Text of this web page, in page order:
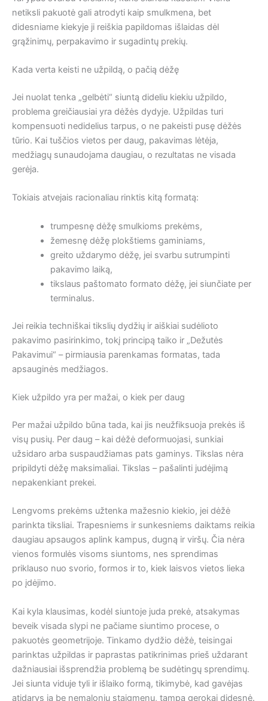
netiksli pakuotė gali atrodyti kaip smulkmena, bet
didesniame kiekyje ji reiškia papildomas išlaidas dėl
grąžinimų, perpakavimo ir sugadintų prekių.
Kada verta keisti ne užpildą, o pačią dėžę
Jei nuolat tenka „gelbėti“ siuntą dideliu kiekiu užpildo,
problema greičiausiai yra dėžės dydyje. Užpildas turi
kompensuoti nedidelius tarpus, o ne pakeisti pusę dėžės
tūrio. Kai tuščios vietos per daug, pakavimas lėtėja,
medžiagų sunaudojama daugiau, o rezultatas ne visada
gerėja.
Tokiais atvejais racionaliau rinktis kitą formatą:
trumpesnę dėžę smulkioms prekėms,
žemesnę dėžę plokštiems gaminiams,
greito uždarymo dėžę, jei svarbu sutrumpinti
pakavimo laiką,
tikslaus paštomato formato dėžę, jei siunčiate per
terminalus.
Jei reikia techniškai tikslių dydžių ir aiškiai sudėlioto
pakavimo pasirinkimo, tokį principą taiko ir „Dežutės
Pakavimui“ – pirmiausia parenkamas formatas, tada
apsauginės medžiagos.
Kiek užpildo yra per mažai, o kiek per daug
Per mažai užpildo būna tada, kai jis neužfiksuoja prekės iš
visų pusių. Per daug – kai dėžė deformuojasi, sunkiai
užsidaro arba suspaudžiamas pats gaminys. Tikslas nėra
pripildyti dėžę maksimaliai. Tikslas – pašalinti judėjimą
nepakenkiant prekei.
Lengvoms prekėms užtenka mažesnio kiekio, jei dėžė
parinkta tiksliai. Trapesniems ir sunkesniems daiktams reikia
daugiau apsaugos aplink kampus, dugną ir viršų. Čia nėra
vienos formulės visoms siuntoms, nes sprendimas
priklauso nuo svorio, formos ir to, kiek laisvos vietos lieka
po įdėjimo.
Kai kyla klausimas, kodėl siuntoje juda prekė, atsakymas
beveik visada slypi ne pačiame siuntimo procese, o
pakuotės geometrijoje. Tinkamo dydžio dėžė, teisingai
parinktas užpildas ir paprastas patikrinimas prieš uždarant
dažniausiai išsprendžia problemą be sudėtingų sprendimų.
Jei siunta viduje tyli ir išlaiko formą, tikimybė, kad gavėjas
atidarys ją be nemalonių staigmenų, tampa gerokai didesnė.